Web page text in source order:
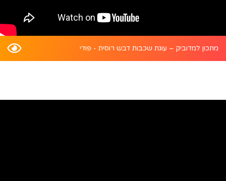
מתכון למדוביק – עוגת שכבות דבש רוסית - פודי